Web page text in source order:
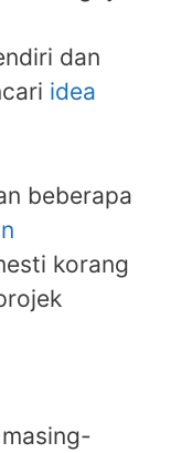
dan
idea
beberapa
korang